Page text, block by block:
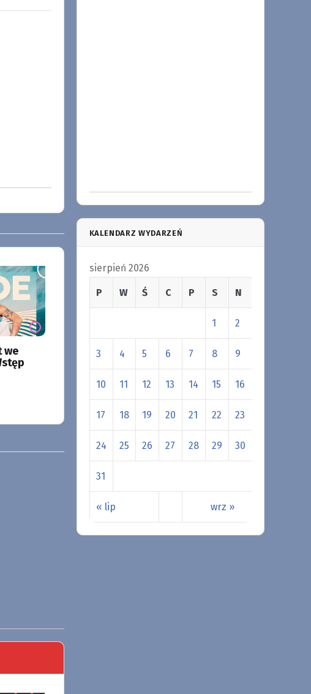
we
KALENDARZ WYDARZEŃ
sierpień 2026
P W Ś C P S N
« lip wrz »
1 2
3 4 5 6 7 8 9
10 11 12 13 14 15 16
17 18 19 20 21 22 23
24 25 26 27 28 29 30
31